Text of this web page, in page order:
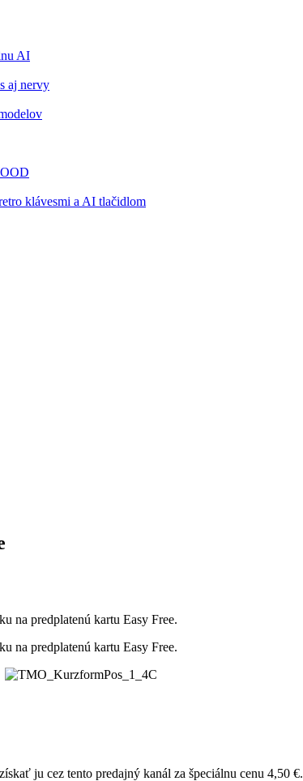
AI
aj nervy
klávesmi a AI tlačidlom
na predplatenú kartu Easy Free.
na predplatenú kartu Easy Free.
ju cez tento predajný kanál za špeciálnu cenu 4,50 €.